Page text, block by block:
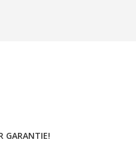
GARANTIE!